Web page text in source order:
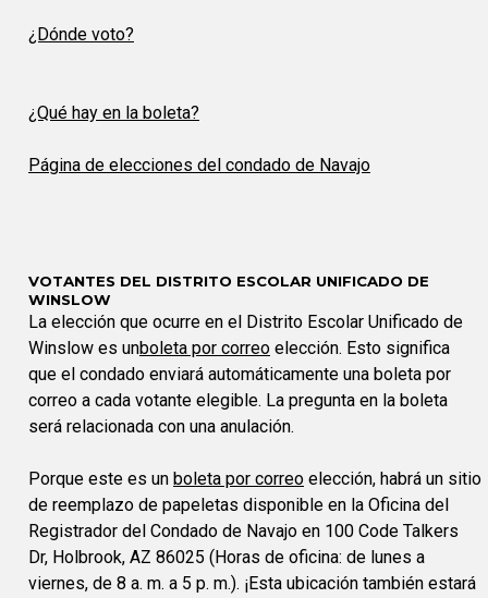
¿Dónde voto?
¿Qué hay en la boleta?
Página de elecciones del condado de Navajo
VOTANTES DEL DISTRITO ESCOLAR UNIFICADO DE
WINSLOW
La elección que ocurre en el Distrito Escolar Unificado de
Winslow es unboleta por correo elección. Esto significa
que el condado enviará automáticamente una boleta por
correo a cada votante elegible. La pregunta en la boleta
será relacionada con una anulación.
Porque este es un boleta por correo elección, habrá un sitio
de reemplazo de papeletas disponible en la Oficina del
Registrador del Condado de Navajo en 100 Code Talkers
Dr, Holbrook, AZ 86025 (Horas de oficina: de lunes a
viernes, de 8 a. m. a 5 p. m.). ¡Esta ubicación también estará